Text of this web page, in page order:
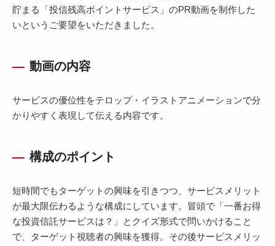
貯まる「投信残高ポイントサービス」のPR動画を制作した
いというご要望をいただきました。
動画の内容
サービスの優位性をテロップ・イラストアニメーションで分
かりやすく表現して伝える内容です。
構成のポイント
短時間でもターゲットの興味を引きつつ、サービスメリット
が最大限伝わるような構成にしています。冒頭で「一番お得
な投資信託サービスは？」とクイズ形式で問いかけること
で、ターゲット視聴者の興味を獲得。その後サービスメリッ